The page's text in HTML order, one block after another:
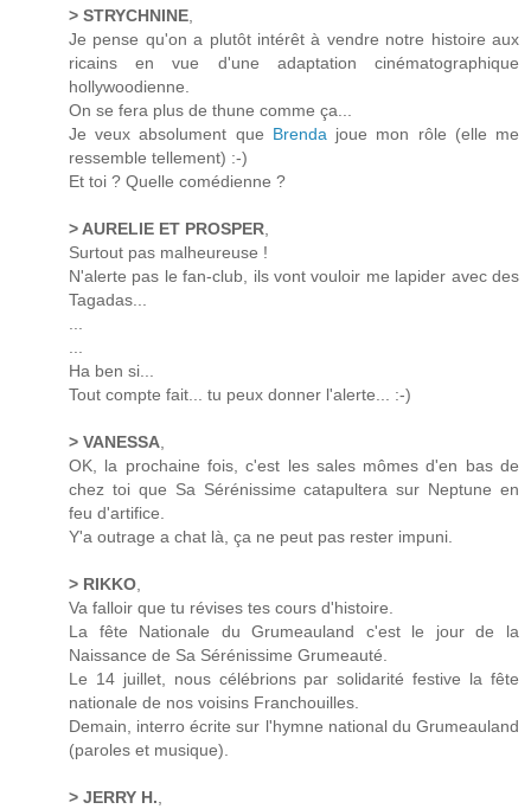
> STRYCHNINE,
Je pense qu'on a plutôt intérêt à vendre notre histoire aux
ricains en vue d'une adaptation cinématographique
hollywoodienne.
On se fera plus de thune comme ça...
Je veux absolument que Brendajoue mon rôle (elle me
ressemble tellement) :-)
Et toi ? Quelle comédienne ?
> AURELIE ET PROSPER,
Surtout pas malheureuse !
N'alerte pas le fan-club, ils vont vouloir me lapider avec des
Tagadas...
...
...
Ha ben si...
Tout compte fait... tu peux donner l'alerte... :-)
> VANESSA,
OK, la prochaine fois, c'est les sales mômes d'en bas de
chez toi que Sa Sérénissime catapultera sur Neptune en
feu d'artifice.
Y'a outrage a chat là, ça ne peut pas rester impuni.
> RIKKO,
Va falloir que tu révises tes cours d'histoire.
La fête Nationale du Grumeauland c'est le jour de la
Naissance de Sa Sérénissime Grumeauté.
Le 14 juillet, nous célébrions par solidarité festive la fête
nationale de nos voisins Franchouilles.
Demain, interro écrite sur l'hymne national du Grumeauland
(paroles et musique).
> JERRY H.,